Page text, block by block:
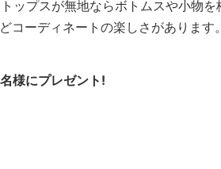
ップスが無地ならボトムスや小物
コーディネートの楽しさがあります。
様にプレゼント!